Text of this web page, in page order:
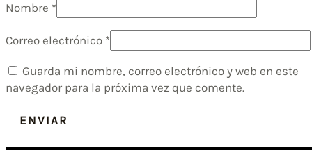
Nombre *
Correo electrónico *
Guarda mi nombre, correo electrónico y web en este
navegador para la próxima vez que comente.